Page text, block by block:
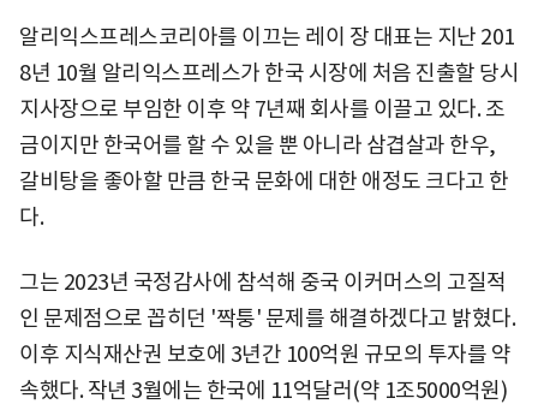
알리익스프레스코리아를 이끄는 레이 장 대표는 지난 201
8년 10월 알리익스프레스가 한국 시장에 처음 진출할 당시
지사장으로 부임한 이후 약 7년째 회사를 이끌고 있다. 조
금이지만 한국어를 할 수 있을 뿐 아니라 삼겹살과 한우,
갈비탕을 좋아할 만큼 한국 문화에 대한 애정도 크다고 한
다.
그는 2023년 국정감사에 참석해 중국 이커머스의 고질적
인 문제점으로 꼽히던 '짝퉁' 문제를 해결하겠다고 밝혔다.
이후 지식재산권 보호에 3년간 100억원 규모의 투자를 약
속했다. 작년 3월에는 한국에 11억달러(약 1조5000억원)